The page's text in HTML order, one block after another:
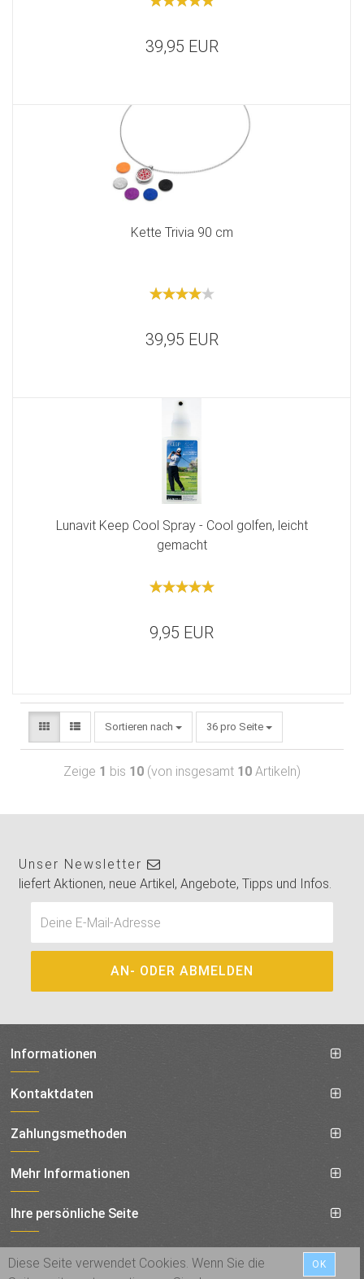
Diese Seite verwendet Cookies. Wenn Sie die
OK
39,95 EUR
Kette Trivia 90 cm
39,95 EUR
Lunavit Keep Cool Spray - Cool golfen, leicht
gemacht
9,95 EUR
Sortieren nach 36 pro Seite
Zeige 1 bis 10 (von insgesamt 10 Artikeln)
Unser Newsletter
liefert Aktionen, neue Artikel, Angebote, Tipps und Infos.
Informationen
Kontaktdaten
Zahlungsmethoden
Mehr Informationen
Ihre persönliche Seite